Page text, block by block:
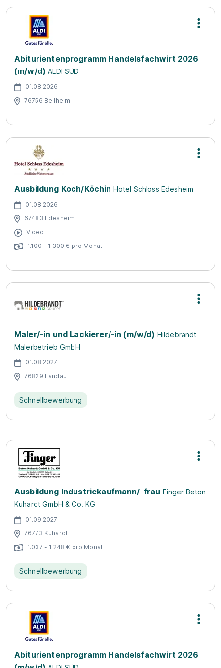
Abiturientenprogramm Handelsfachwirt 2026
(m/w/d) ALDI SÜD
01.08.2026
76756 Bellheim
Ausbildung Koch/Köchin Hotel Schloss Edesheim
01.08.2026
67483 Edesheim
Video
1.100 - 1.300 € pro Monat
Maler/-in und Lackierer/-in (m/w/d) Hildebrandt
Malerbetrieb GmbH
01.08.2027
76829 Landau
Schnellbewerbung
Ausbildung Industriekaufmann/-frau Finger Beton
Kuhardt GmbH & Co. KG
01.09.2027
76773 Kuhardt
1.037 - 1.248 € pro Monat
Schnellbewerbung
Abiturientenprogramm Handelsfachwirt 2026